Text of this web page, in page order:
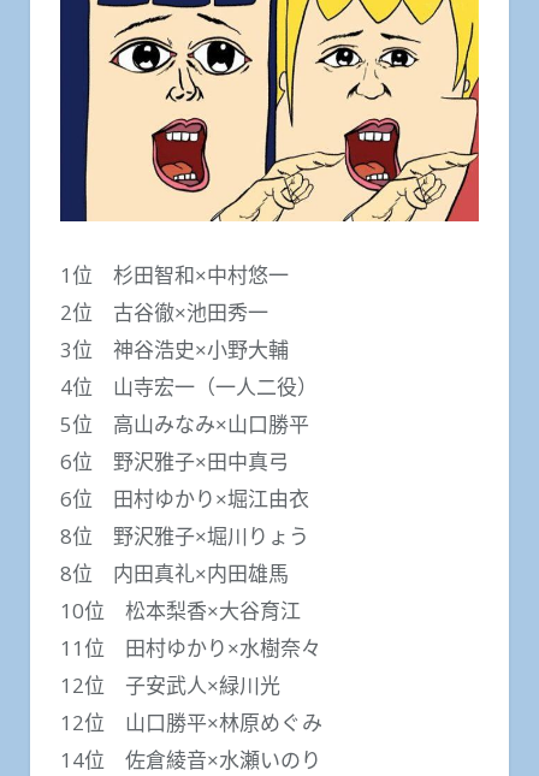
1位 杉田智和×中村悠一
2位 古谷徹×池田秀一
3位 神谷浩史×小野大輔
4位 山寺宏一（一人二役）
5位 高山みなみ×山口勝平
6位 野沢雅子×田中真弓
6位 田村ゆかり×堀江由衣
8位 野沢雅子×堀川りょう
8位 内田真礼×内田雄馬
10位 松本梨香×大谷育江
11位 田村ゆかり×水樹奈々
12位 子安武人×緑川光
12位 山口勝平×林原めぐみ
14位 佐倉綾音×水瀬いのり